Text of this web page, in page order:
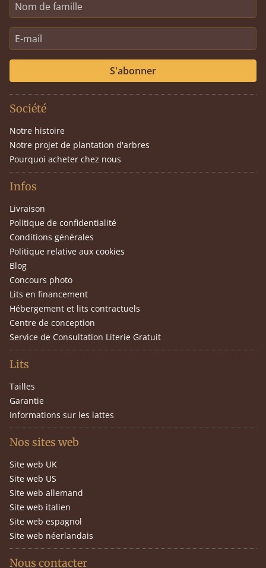
S'abonner
Société
Notre histoire
Notre projet de plantation d'arbres
Pourquoi acheter chez nous
Infos
Livraison
Politique de confidentialité
Conditions générales
Politique relative aux cookies
Blog
Concours photo
Lits en financement
Hébergement et lits contractuels
Centre de conception
Service de Consultation Literie Gratuit
Lits
Tailles
Garantie
Informations sur les lattes
Nos sites web
Site web UK
Site web US
Site web allemand
Site web italien
Site web espagnol
Site web néerlandais
Nous contacter